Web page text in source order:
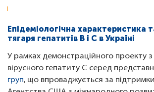
Епідеміологічна характеристика
тягаря гепатитів B і C в Україні
У рамках демонстраційного проекту з
вірусного гепатиту C серед
груп, що впроваджується за